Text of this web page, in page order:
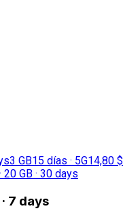
3 GB15 días · 5G14,80 $
20 GB · 30 days
7 days